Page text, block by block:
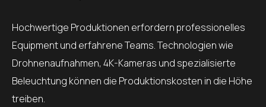
Hochwertige Produktionen erfordern professionelles
Equipment und erfahrene Teams. Technologien wie
Drohnenaufnahmen, 4K-Kameras und spezialisierte
Beleuchtung können die Produktionskosten in die Höhe
treiben.